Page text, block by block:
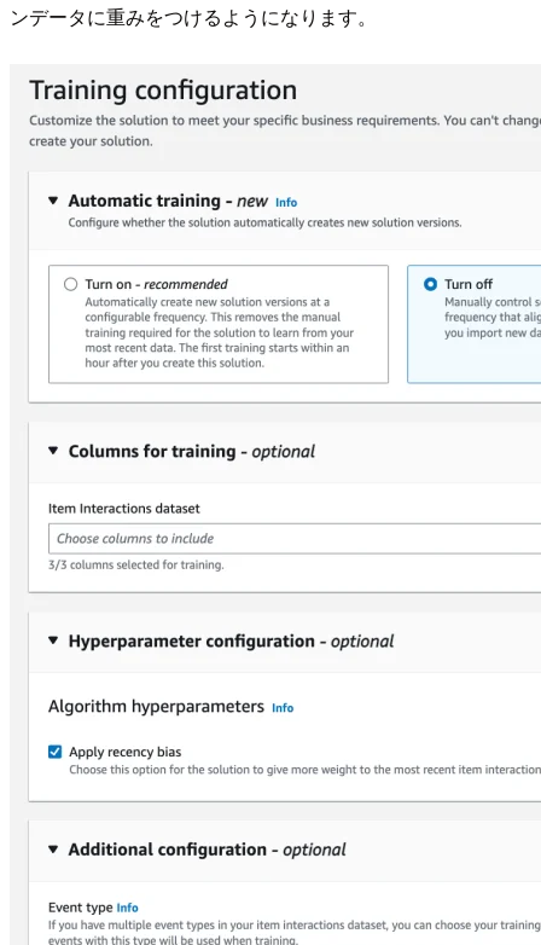
ンデータに重みをつけるようになります。